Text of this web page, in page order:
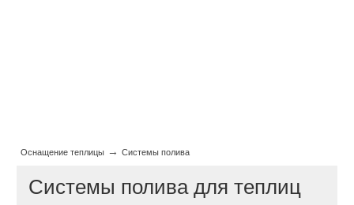
Оснащение теплицы →Системы полива
Системы полива для теплиц